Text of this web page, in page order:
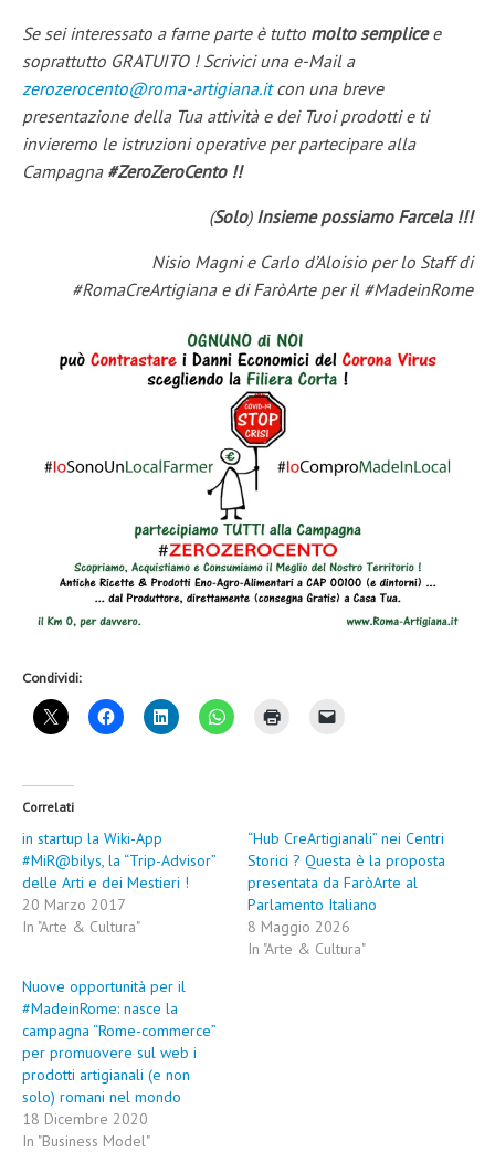
Se sei interessato a farne parte è tutto molto semplicee
soprattutto GRATUITO ! Scrivici una e-Mail a
zerozerocento@roma-artigiana.itcon una breve
presentazione della Tua attività e dei Tuoi prodotti e ti
invieremo le istruzioni operative per partecipare alla
Campagna #ZeroZeroCento !!
(Solo)Insieme possiamo Farcela !!!
Nisio Magni e Carlo d’Aloisio per lo Staff di
#RomaCreArtigiana e di FaròArte per il #MadeinRome
Condividi:
Correlati
in startup la Wiki-App
#MiR@bilys, la “Trip-Advisor”
delle Arti e dei Mestieri !
20 Marzo 2017
In "Arte & Cultura"
“Hub CreArtigianali” nei Centri
Storici ? Questa è la proposta
presentata da FaròArte al
Parlamento Italiano
8 Maggio 2026
In "Arte & Cultura"
Nuove opportunità per il
#MadeinRome: nasce la
campagna “Rome-commerce”
per promuovere sul web i
prodotti artigianali (e non
solo) romani nel mondo
18 Dicembre 2020
In "Business Model"